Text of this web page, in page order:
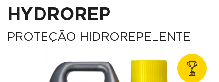
HYDROREP
PROTEÇÃO HIDROREPELENTE